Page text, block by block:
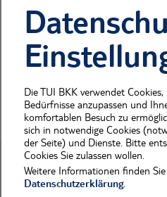
MITGLIED WERDEN
Die TUI BKK verwendet
Bedürfnisse anzupassen und
komfortablen Besuch zu
sich in notwendige Cookies
der Seite) und Dienste. Bitte
Cookies Sie zulassen wollen.
Weitere Informationen finden
Datenschutzerklärung.